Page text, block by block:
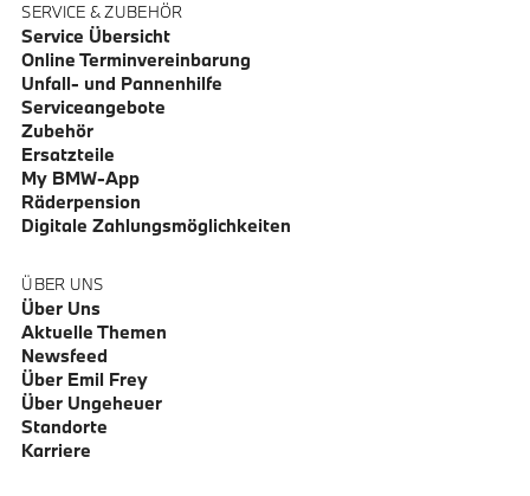
SERVICE & ZUBEHÖR
Service Übersicht
Online Terminvereinbarung
Unfall- und Pannenhilfe
Serviceangebote
Zubehör
Ersatzteile
My BMW-App
Räderpension
Digitale Zahlungsmöglichkeiten
ÜBER UNS
Über Uns
Aktuelle Themen
Newsfeed
Über Emil Frey
Über Ungeheuer
Standorte
Karriere